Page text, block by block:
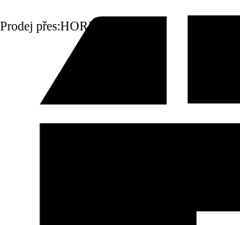
Prodej přes:HORNBACH